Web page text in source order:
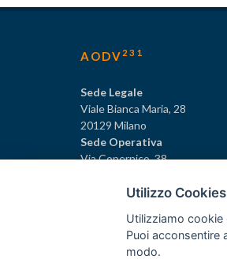
AODV 231
Sede Legale
Viale Bianca Maria, 28
20129 Milano
Sede Operativa
Via Copernico, 38
© Tutti i diritti riservati AODV
Utilizzo Cookies
Utilizziamo cookie
Puoi acconsentire
modo.